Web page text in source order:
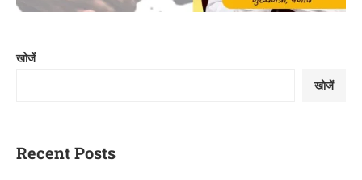
खोजें
खोजें
Recent Posts